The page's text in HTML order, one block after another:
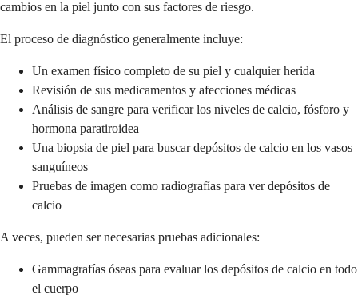
cambios en la piel junto con sus factores de riesgo.
El proceso de diagnóstico generalmente incluye:
Un examen físico completo de su piel y cualquier herida
Revisión de sus medicamentos y afecciones médicas
Análisis de sangre para verificar los niveles de calcio, fósforo y
hormona paratiroidea
Una biopsia de piel para buscar depósitos de calcio en los vasos
sanguíneos
Pruebas de imagen como radiografías para ver depósitos de
calcio
A veces, pueden ser necesarias pruebas adicionales:
Gammagrafías óseas para evaluar los depósitos de calcio en todo
el cuerpo